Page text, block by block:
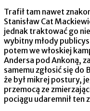
Trafił tam nawet
Stanisław Cat
jednak traktować go
wybitny młody
potem we włoskiej
Andersa pod Ankoną,
samemu zgłosić się do
że był mikrej postury,
przemocą ze
pociągu udaremnił ten